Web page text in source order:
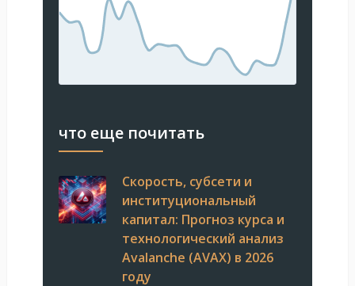
что еще почитать
Скорость, субсети и
институциональный
капитал: Прогноз курса и
технологический анализ
Avalanche (AVAX) в 2026
году